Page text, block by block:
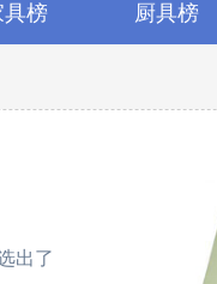
具榜 厨具榜
出了